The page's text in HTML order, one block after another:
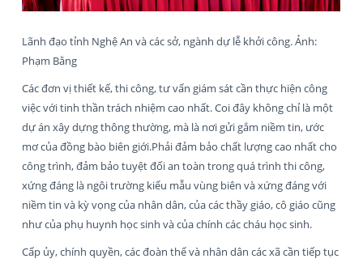
Lãnh đạo tỉnh Nghệ An và các sở, ngành dự lễ khởi công. Ảnh:
Phạm Bằng
Các đơn vị thiết kế, thi công, tư vấn giám sát cần thực hiện công
việc với tinh thần trách nhiệm cao nhất. Coi đây không chỉ là một
dự án xây dựng thông thường, mà là nơi gửi gắm niềm tin, ước
mơ của đồng bào biên giới.Phải đảm bảo chất lượng cao nhất cho
công trình, đảm bảo tuyệt đối an toàn trong quá trình thi công,
xứng đáng là ngôi trường kiểu mẫu vùng biên và xứng đáng với
niềm tin và kỳ vọng của nhân dân, của các thầy giáo, cô giáo cũng
như của phụ huynh học sinh và của chính các cháu học sinh.
Cấp ủy, chính quyền, các đoàn thể và nhân dân các xã cần tiếp tục